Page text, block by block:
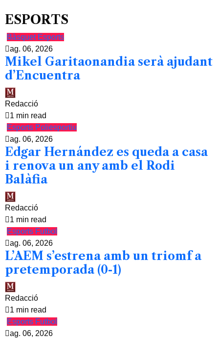
ESPORTS
Bàsquet Esports
ag. 06, 2026
Mikel Garitaonandia serà ajudant
d’Encuentra
Redacció
1 min read
Esports Poliesportiu
ag. 06, 2026
Edgar Hernández es queda a casa
i renova un any amb el Rodi
Balàfia
Redacció
1 min read
Esports Futbol
ag. 06, 2026
L’AEM s’estrena amb un triomf a
pretemporada (0-1)
Redacció
1 min read
Esports Futbol
ag. 06, 2026